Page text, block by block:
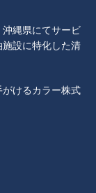
縄県にてサービ
設に特化した清
けるカラー株式